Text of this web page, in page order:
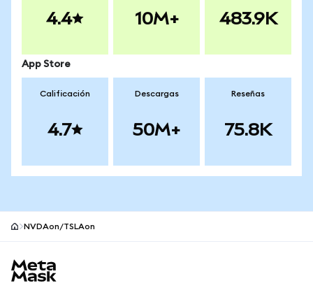
4.4 10M+ 483.9K
App Store
Calificación
4.7
Descargas
50M+
Reseñas
75.8K
NVDAon/TSLAon